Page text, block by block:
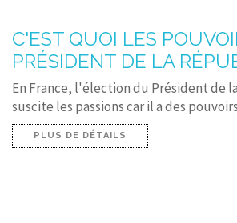
C'EST QUOI LES
PRÉSIDENT DE LA
En France, l'élection du Président de
suscite les passions car il a des
PLUS DE DÉTAILS